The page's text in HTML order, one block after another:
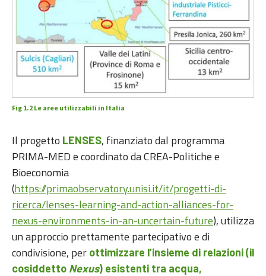
Fig 1.2 Le aree utilizzabili in Italia
Il progetto LENSES, finanziato dal programma
PRIMA-MED e coordinato da CREA-Politiche e
Bioeconomia
(https://primaobservatory.unisi.it/it/progetti-di-
ricerca/lenses-learning-and-action-alliances-for-
nexus-environments-in-an-uncertain-future), utilizza
un approccio prettamente partecipativo e di
condivisione, per ottimizzare l’insieme di relazioni (il
cosiddetto Nexus) esistenti tra acqua,